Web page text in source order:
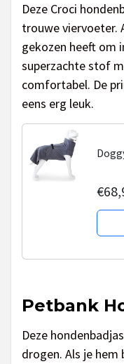
Deze Croci
trouwe viervoeter.
gekozen heeft om
superzachte stof
comfortabel. De
eens erg leuk.
Petbank
Deze
drogen. Als je